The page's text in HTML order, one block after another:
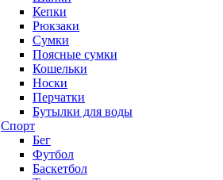
Кепки
Рюкзаки
Сумки
Поясные сумки
Кошельки
Носки
Перчатки
Бутылки для воды
Спорт
Бег
Футбол
Баскетбол